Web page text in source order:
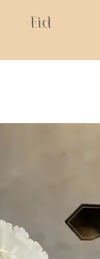
Eid